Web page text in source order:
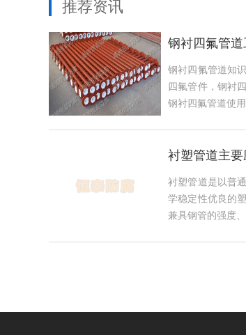
推荐资讯
钢衬四氟管道
钢衬四氟管道知
四氟管件，钢衬
钢衬四氟管道使用
衬塑管道主要
使用过程中
衬塑管道是以普
学稳定性优良的
兼具钢管的强度、